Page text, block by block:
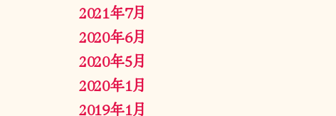
2021年7月
2020年6月
2020年5月
2020年1月
2019年1月